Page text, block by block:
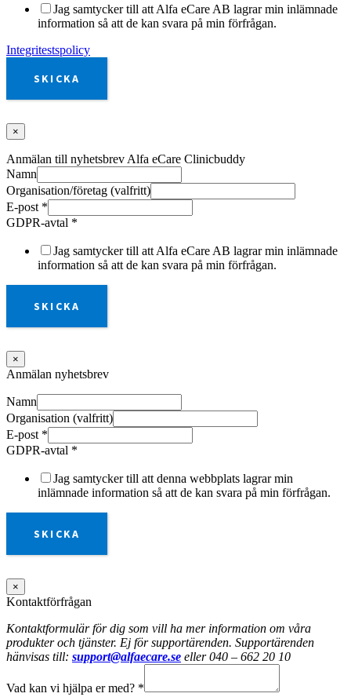
Jag samtycker till att Alfa eCare AB lagrar min inlämnade
information så att de kan svara på min förfrågan.
Integritestspolicy
SKICKA
×
Anmälan till nyhetsbrev Alfa eCare Clinicbuddy
Namn
Organisation/företag (valfritt)
E-post *
GDPR-avtal *
Jag samtycker till att Alfa eCare AB lagrar min inlämnade
information så att de kan svara på min förfrågan.
SKICKA
×
Anmälan nyhetsbrev
Namn
Organisation (valfritt)
E-post *
GDPR-avtal *
Jag samtycker till att denna webbplats lagrar min
inlämnade information så att de kan svara på min förfrågan.
SKICKA
×
Kontaktförfrågan
Kontaktformulär för dig som vill ha mer information om våra
produkter och tjänster. Ej för supportärenden. Supportärenden
hänvisas till: support@alfaecare.se eller 040 – 662 20 10
Vad kan vi hjälpa er med? *